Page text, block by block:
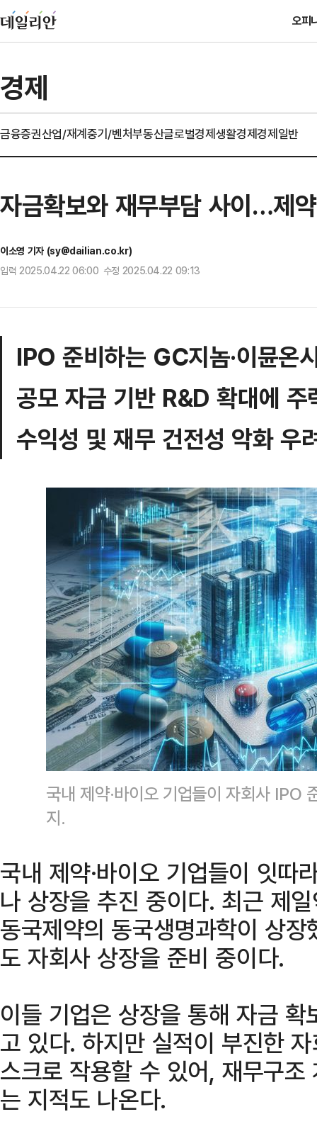
오피
경제
금융증권산업/재계중기/벤처부동산글로벌경제생활경제경제일반
자금확보와 재무부담 사이…제
이소영 기자 (sy@dailian.co.kr)
입력 2025.04.22 06:00 수정 2025.04.22 09:13
IPO 준비하는 GC지놈·이뮨온
공모 자금 기반 R&D 확대에 주
수익성 및 재무 건전성 악화 우
국내 제약·바이오 기업들이 자회사 IPO
지.
국내 제약·바이오 기업들이 잇따
나 상장을 추진 중이다. 최근 제
동국제약의 동국생명과학이 상
도 자회사 상장을 준비 중이다.
이들 기업은 상장을 통해 자금
고 있다. 하지만 실적이 부진한
스크로 작용할 수 있어, 재무구
는 지적도 나온다.